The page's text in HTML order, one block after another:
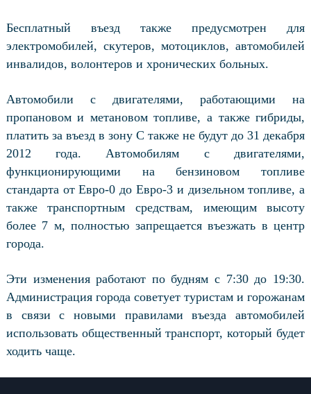
Бесплатный въезд также предусмотрен для
электромобилей, скутеров, мотоциклов, автомобилей
инвалидов, волонтеров и хронических больных.
Автомобили с двигателями, работающими на
пропановом и метановом топливе, а также гибриды,
платить за въезд в зону С также не будут до 31 декабря
2012 года. Автомобилям с двигателями,
функционирующими на бензиновом топливе
стандарта от Евро-0 до Евро-3 и дизельном топливе, а
также транспортным средствам, имеющим высоту
более 7 м, полностью запрещается въезжать в центр
города.
Эти изменения работают по будням с 7:30 до 19:30.
Администрация города советует туристам и горожанам
в связи с новыми правилами въезда автомобилей
использовать общественный транспорт, который будет
ходить чаще.